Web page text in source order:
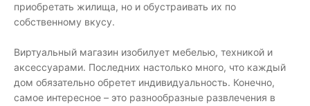
приобретать жилища, но и обустраивать их по
собственному вкусу.
Виртуальный магазин изобилует мебелью, техникой и
аксессуарами. Последних настолько много, что каждый
дом обязательно обретет индивидуальность. Конечно,
самое интересное – это разнообразные развлечения в